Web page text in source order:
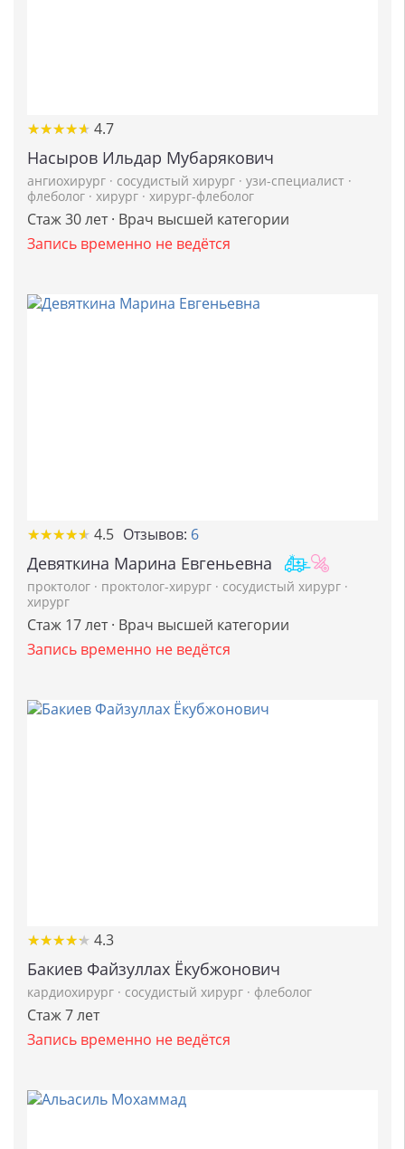
★★★★★
★★★★★ 4.7
Насыров Ильдар Мубарякович
ангиохирург · сосудистый хирург · узи-специалист ·
флеболог · хирург · хирург-флеболог
Стаж 30 лет · Врач высшей категории
Запись временно не ведётся
★★★★★
★★★★★ 4.5 Отзывов: 6
Девяткина Марина Евгеньевна
проктолог · проктолог-хирург · сосудистый хирург ·
хирург
Стаж 17 лет · Врач высшей категории
Запись временно не ведётся
★★★★★
★★★★★ 4.3
Бакиев Файзуллах Ёкубжонович
кардиохирург · сосудистый хирург · флеболог
Стаж 7 лет
Запись временно не ведётся